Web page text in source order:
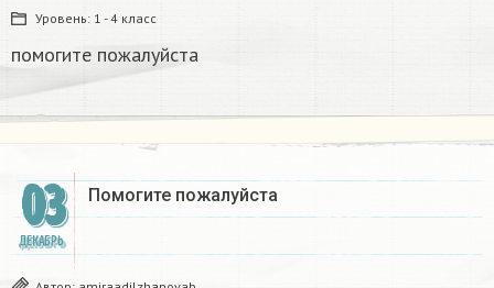
Уровень: 1 - 4 класс
помогите пожалуйста
03
ДЕКАБРЬ
Помогите пожалуйста